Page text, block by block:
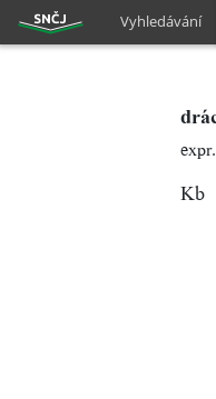
Vyhledávání
expr.
Kb